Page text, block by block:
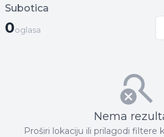
Subotica
0 oglasa
0oglasa
Nema
Proširi lokaciju ili prilagodi filtere